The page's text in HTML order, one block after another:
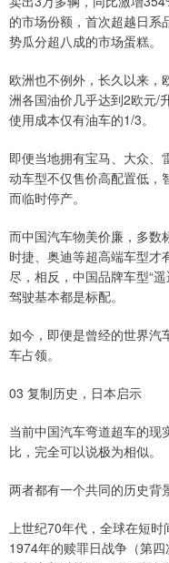
的市场份额，首次超越日系
势瓜分超八成的市场蛋糕。
欧洲也不例外，长久以来，
洲各国油价几乎达到2欧元/
使用成本仅有油车的1/3。
即便当地拥有宝马、大众、
动车型不仅售价高配置低，
而临时停产。
而中国汽车物美价廉，多数
时捷、奥迪等超高端车型才
尽，相反，中国品牌车型“
驾驶基本都是标配。
如今，即便是曾经的世界汽
车占领。
03 复制历史，日本启示
当前中国汽车弯道超车的现
比，完全可以说极为相似。
两者都有一个共同的历史
上世纪70年代，全球在短
1974年的赎罪日战争（第